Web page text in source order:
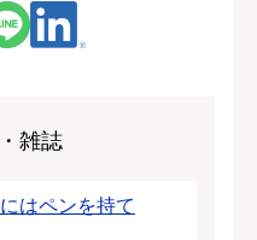
雑誌
はペンを持て